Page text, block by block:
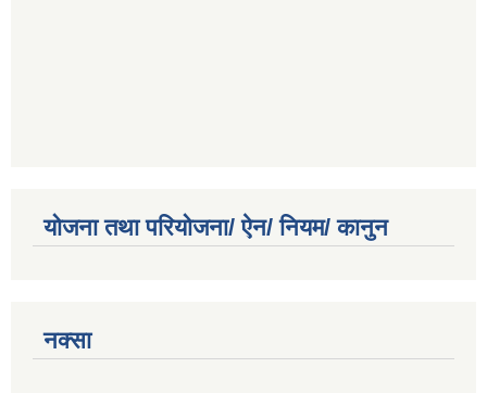
योजना तथा परियोजना/ ऐन/ नियम/ कानुन
नक्सा